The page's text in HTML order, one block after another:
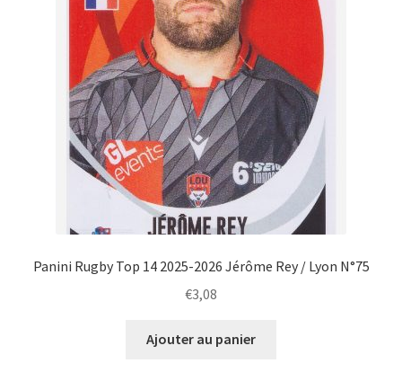
Panini Rugby Top 14 2025-2026 Jérôme Rey / Lyon N°75
€3,08
Ajouter au panier